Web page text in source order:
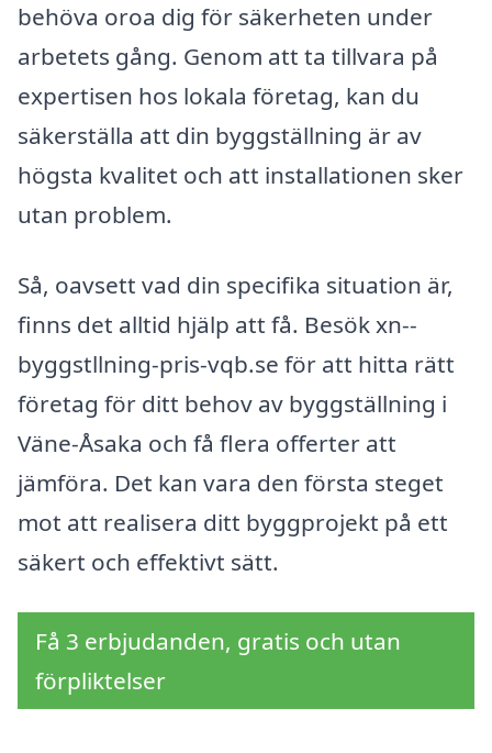
behöva oroa dig för säkerheten under
arbetets gång. Genom att ta tillvara på
expertisen hos lokala företag, kan du
säkerställa att din byggställning är av
högsta kvalitet och att installationen sker
utan problem.
Så, oavsett vad din specifika situation är,
finns det alltid hjälp att få. Besök xn--
byggstllning-pris-vqb.se för att hitta rätt
företag för ditt behov av byggställning i
Väne-Åsaka och få flera offerter att
jämföra. Det kan vara den första steget
mot att realisera ditt byggprojekt på ett
säkert och effektivt sätt.
Få 3 erbjudanden, gratis och utan
förpliktelser